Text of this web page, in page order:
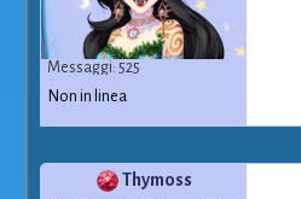
Messaggi: 525
Non in linea
Thymoss